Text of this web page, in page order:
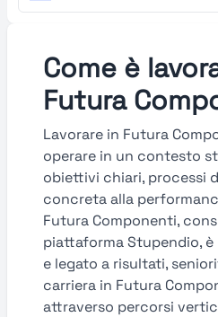
Come è
Futura
Lavorare in Futura
operare in un contesto
obiettivi chiari, processi
concreta alla
Futura Componenti,
piattaforma Stupendio,
e legato a risultati,
carriera in Futura
attraverso percorsi